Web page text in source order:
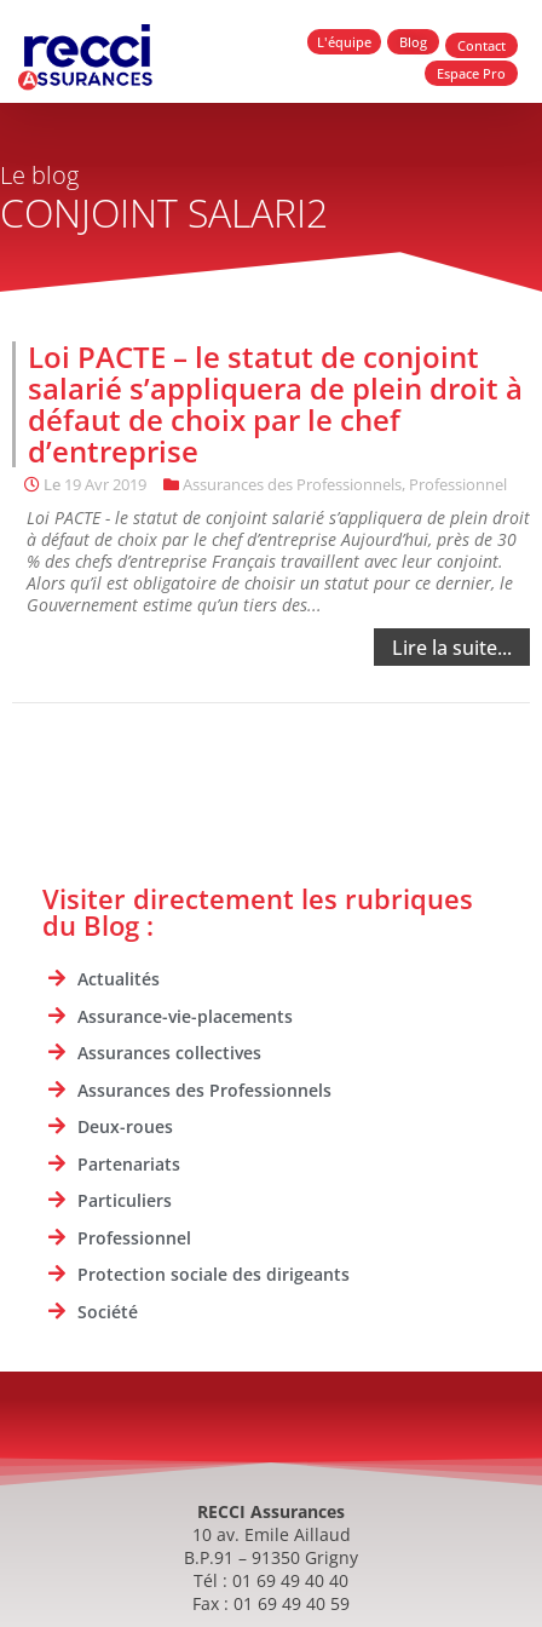
L'équipe Blog
Contact
Espace Pro
Le blog
CONJOINT SALARI2
Loi PACTE – le statut de conjoint
salarié s’appliquera de plein droit à
défaut de choix par le chef
d’entreprise
Le 19 Avr 2019 Assurances des Professionnels, Professionnel
Loi PACTE - le statut de conjoint salarié s’appliquera de plein droit
à défaut de choix par le chef d’entreprise Aujourd’hui, près de 30
% des chefs d’entreprise Français travaillent avec leur conjoint.
Alors qu’il est obligatoire de choisir un statut pour ce dernier, le
Gouvernement estime qu’un tiers des...
Lire la suite...
Visiter directement les rubriques
du Blog :
Actualités
Assurance-vie-placements
Assurances collectives
Assurances des Professionnels
Deux-roues
Partenariats
Particuliers
Professionnel
Protection sociale des dirigeants
Société
RECCI Assurances
10 av. Emile Aillaud
B.P.91 – 91350 Grigny
Tél : 01 69 49 40 40
Fax : 01 69 49 40 59